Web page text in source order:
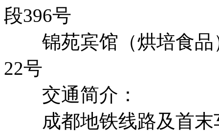
段396号
锦苑宾馆（烘培食品
22号
交通简介：
成都地铁线路及首末